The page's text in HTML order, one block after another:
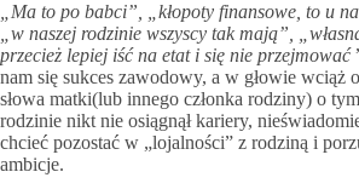
„Ma to po babci”, „kłopoty finansowe, to u
„w naszej rodzinie wszyscy tak mają”,
przecież lepiej iść na etat i się nie przejmować
nam się sukces zawodowy, a w głowie wciąż
słowa matki(lub innego członka rodziny) o
rodzinie nikt nie osiągnął kariery,
chcieć pozostać w „lojalności” z rodziną i
ambicje.